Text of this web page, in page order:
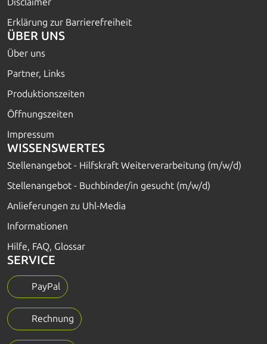
Erklärung zur Barrierefreiheit
ÜBER UNS
Über uns
Partner, Links
Produktionszeiten
Öffnungszeiten
Impressum
WISSENSWERTES
Stellenangebot - Hilfskraft Weiterverarbeitung (m/w/d)
Stellenangebot - Buchbinder/in gesucht (m/w/d)
Anlieferungen zu Uhl-Media
Informationen
Hilfe, FAQ, Glossar
SERVICE
PayPal
Rechnung